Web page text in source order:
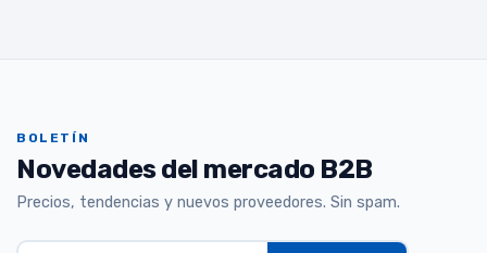
BOLETÍN
Novedades del mercado B2B
Precios, tendencias y nuevos proveedores. Sin spam.